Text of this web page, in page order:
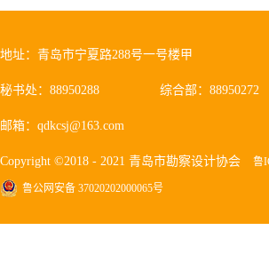
地址：青岛市宁夏路288号一号楼甲
秘书处：88950288 综合部：88950272
邮箱：qdkcsj@163.com
Copyright ©2018 - 2021 青岛市勘察设计协会 鲁
鲁公网安备 37020202000065号